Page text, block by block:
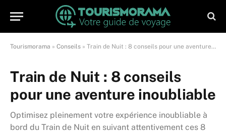
Tourismorama » Conseils » Train de Nuit : 8 conseils pour une aventure inoubliable
Train de Nuit : 8 conseils
pour une aventure inoubliable
Optimisez pleinement votre expérience inoubliable à
bord du Train de Nuit en suivant attentivement ces 8